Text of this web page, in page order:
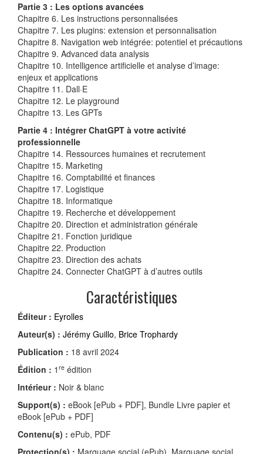
Partie 3 : Les options avancées
Chapitre 6. Les instructions personnalisées
Chapitre 7. Les plugins: extension et personnalisation
Chapitre 8. Navigation web intégrée: potentiel et précautions
Chapitre 9. Advanced data analysis
Chapitre 10. Intelligence artificielle et analyse d’image:
enjeux et applications
Chapitre 11. Dall·E
Chapitre 12. Le playground
Chapitre 13. Les GPTs
Partie 4 : Intégrer ChatGPT à votre activité
professionnelle
Chapitre 14. Ressources humaines et recrutement
Chapitre 15. Marketing
Chapitre 16. Comptabilité et finances
Chapitre 17. Logistique
Chapitre 18. Informatique
Chapitre 19. Recherche et développement
Chapitre 20. Direction et administration générale
Chapitre 21. Fonction juridique
Chapitre 22. Production
Chapitre 23. Direction des achats
Chapitre 24. Connecter ChatGPT à d’autres outils
Caractéristiques
Éditeur : Eyrolles
Auteur(s) : Jérémy Guillo, Brice Trophardy
Publication : 18 avril 2024
Édition : 1 re édition
Intérieur : Noir & blanc
Support(s) : eBook [ePub + PDF], Bundle Livre papier et
eBook [ePub + PDF]
Contenu(s) : ePub, PDF